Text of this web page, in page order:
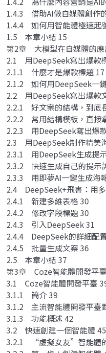
1.4.3 借助AI做自媒體創作
1.4.4 如何用智能體極速起
1.5 本章小結 15
第2章 大模型在自媒體的應
2.1 用DeepSeek寫出爆款
2.1.1 什麼才是爆款標題 17
2.1.2 如何用DeepSeek一
2.2 用DeepSeek寫出爆款
2.2.1 好文案的結構，到底
2.2.2 常用結構模板，直接
2.2.3 用DeepSeek寫出爆
2.3 用DeepSeek制作精美
2.3.1 用DeepSeek生成提
2.3.2 快速生成自己的提示
2.3.3 用即夢AI一鍵生成海
2.4 DeepSeek+飛書：用
2.4.1 新建多維表格 30
2.4.2 修改字段標題 30
2.4.3 引入DeepSeek 31
2.4.4 DeepSeek的詳細配
2.4.5 批量生成文案 36
2.5 本章小結 37
第3章 Coze智能體開發平
3.1 Coze智能體開發平臺
3.1.1 簡介 39
3.1.2 主流智能體開發平臺
3.1.3 功能概述 42
3.2 快速創建一個智能體 45
3.2.1 “虛擬女友”智能體